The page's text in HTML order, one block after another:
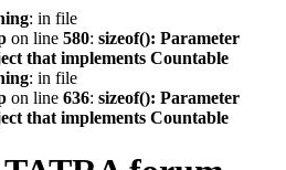
: in file
on line 580: sizeof(): Parameter
that implements Countable
: in file
on line 636: sizeof(): Parameter
that implements Countable